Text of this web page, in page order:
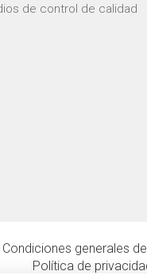
de control de calidad
Condiciones generales
Política de